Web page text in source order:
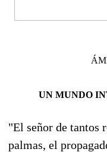
UN MUNDO
"El señor de tantos
palmas, el